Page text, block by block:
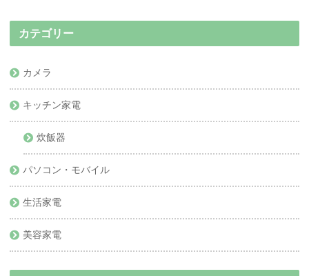
カテゴリー
カメラ
キッチン家電
炊飯器
パソコン・モバイル
生活家電
美容家電